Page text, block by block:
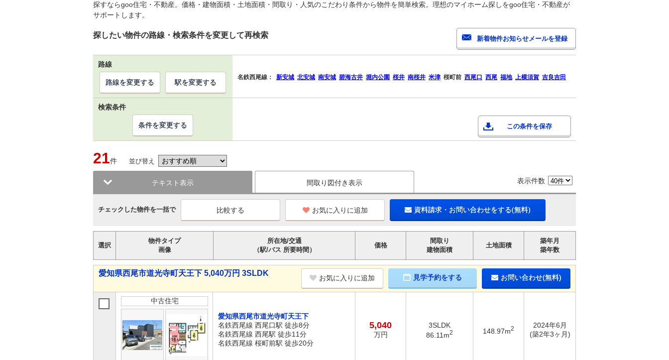
探すならgoo住宅・不動産。価格・建物面積・土地面積・間取り・人気のこだわり条件から物件を簡単検索。理想のマイホーム探しをgoo住宅・不動産が
サポートします。
探したい物件の路線・検索条件を変更して再検索
路線
名鉄西尾線： 新安城 北安城 南安城 碧海古井 堀内公園 桜井 南桜井 米津 桜町前 西尾口 西尾 福地 上横須賀 吉良吉田
路線を変更する 駅を変更する
検索条件
この条件を保存
条件を変更する
21件 並び替え
テキスト表示 間取り図付き表示 表示件数
チェックした物件を一括で お気に入りに追加 資料請求・お問い合わせをする(無料)
選択
物件タイプ
画像
所在地/交通
（駅/バス 所要時間）
価格
間取り
建物面積
土地面積
築年月
築年数
愛知県西尾市道光寺町天王下 5,040万円 3SLDK
お気に入りに追加 見学予約をする お問い合わせ(無料)
中古住宅
愛知県西尾市道光寺町天王下
名鉄西尾線 西尾口駅 徒歩8分
名鉄西尾線 西尾駅 徒歩11分
名鉄西尾線 桜町前駅 徒歩20分
5,040
万円
3SLDK
86.11m2 148.97m2
2024年6月
(築2年3ヶ月)